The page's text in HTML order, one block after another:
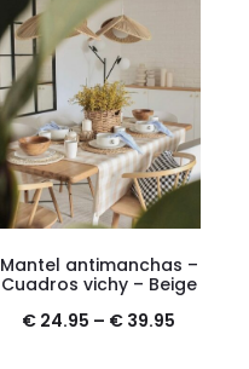
Mantel antimanchas –
Cuadros vichy – Beige
€ 24.95 – € 39.95